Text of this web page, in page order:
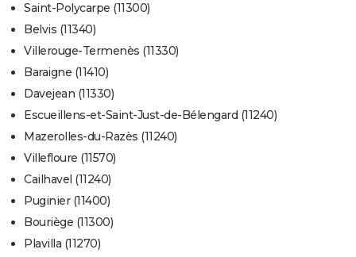
Saint-Polycarpe (11300)
Belvis (11340)
Villerouge-Termenès (11330)
Baraigne (11410)
Davejean (11330)
Escueillens-et-Saint-Just-de-Bélengard (11240)
Mazerolles-du-Razès (11240)
Villefloure (11570)
Cailhavel (11240)
Puginier (11400)
Bouriège (11300)
Plavilla (11270)